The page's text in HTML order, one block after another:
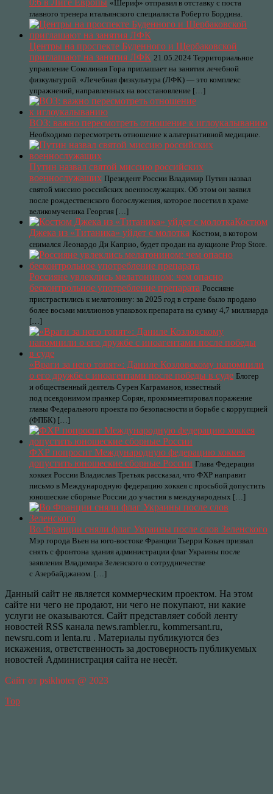
0:6 в Лиге Европы «Шериф» отправил в отставку с поста
главного тренера итальянского специалиста Роберто Бордина.
Центры на проспекте Буденного и Щербаковской
приглашают на занятия ЛФК 21.05.2024 Территориальное
управление Соколиная Гора приглашает на занятия лечебной
физкультурой. «Лечебная физкультура (ЛФК) — это комплекс
упражнений, направленных на восстановление […]
ВОЗ: важно пересмотреть отношение к иглоукалыванию
Необходимо пересмотреть отношение к альтернативной медицине.
Путин назвал святой миссию российских
военнослужащих Президент России Владимир Путин назвал
святой миссию российских военнослужащих. Об этом он заявил
после рождественского богослужения, которое посетил в храме
великомученика Георгия […]
Костюм
Джека из «Титаника» уйдет с молотка Костюм, в котором
снимался Леонардо Ди Каприо, будет продан на аукционе Prop Store.
Россияне увлеклись мелатонином: чем опасно
бесконтрольное употребление препарата Россияне
пристрастились к мелатонину: за 2025 год в стране было продано
более восьми миллионов упаковок препарата на сумму 4,7 миллиарда
[…]
«Враги за него топят»: Даниле Козловскому напомнили
о его дружбе с иноагентами после победы в суде Блогер
и общественный деятель Сурен Каграманов, известный
под псевдонимом пранкер Сорян, прокомментировал поражение
главы Федерального проекта по безопасности и борьбе с коррупцией
(ФПБК) […]
ФХР попросит Международную федерацию хоккея
допустить юношеские сборные России Глава Федерации
хоккея России Владислав Третьяк рассказал, что ФХР направит
письмо в Международную федерацию хоккея с просьбой допустить
юношеские сборные России до участия в международных […]
Во Франции сняли флаг Украины после слов Зеленского
Мэр города Вьен на юго-востоке Франции Тьерри Ковач призвал
снять с фронтона здания администрации флаг Украины после
заявления Владимира Зеленского о сотрудничестве
с Азербайджаном. […]
Данный сайт не является коммерческим проектом. На этом
сайте ни чего не продают, ни чего не покупают, ни какие
услуги не оказываются. Сайт представляет собой ленту
новостей RSS канала news.rambler.ru, kommersant.ru,
newsru.com и lenta.ru . Материалы публикуются без
искажения, ответственность за достоверность публикуемых
новостей Администрация сайта не несёт.
Сайт от psikhoter @ 2023
Top